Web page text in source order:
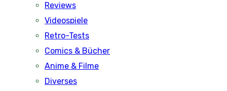
Reviews
Videospiele
Retro-Tests
Comics & Bücher
Anime & Filme
Diverses